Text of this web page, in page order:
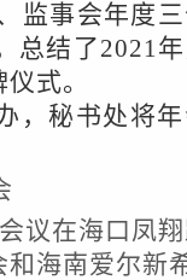
监事会年度
总结了2021
式。
，秘书处将
议在海口凤
海南爱尔新